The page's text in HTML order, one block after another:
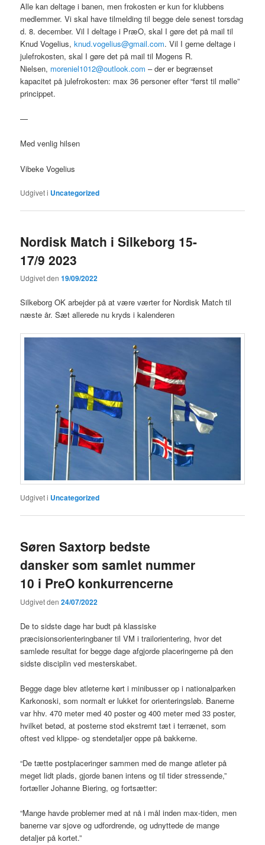
Alle kan deltage i banen, men frokosten er kun for klubbens
medlemmer. Vi skal have tilmelding til begge dele senest torsdag
d. 8. december. Vil I deltage i PræO, skal I gøre det på mail til
Knud Vogelius,knud.vogelius@gmail.com. Vil I gerne deltage i
julefrokosten, skal I gøre det på mail til Mogens R.
Nielsen, moreniel1012@outlook.com – der er begrænset
kapacitet på julefrokosten: max 36 personer efter “først til mølle”
princippet.
—
Med venlig hilsen
Vibeke Vogelius
Udgivet i Uncategorized
Nordisk Match i Silkeborg 15-
17/9 2023
Udgivet den19/09/2022
Silkeborg OK arbejder på at være værter for Nordisk Match til
næste år. Sæt allerede nu kryds i kalenderen
Udgivet i Uncategorized
Søren Saxtorp bedste
dansker som samlet nummer
10 i PreO konkurrencerne
Udgivet den24/07/2022
De to sidste dage har budt på klassiske
præcisionsorienteringbaner til VM i trailorientering, hvor det
samlede resultat for begge dage afgjorde placeringerne på den
sidste disciplin ved mesterskabet.
Begge dage blev atleterne kørt i minibusser op i nationalparken
Karkonoski, som normalt er lukket for orienteringsløb. Banerne
var hhv. 470 meter med 40 poster og 400 meter med 33 poster,
hvilket betød, at posterne stod ekstremt tæt i terrænet, som
oftest ved klippe- og stendetaljer oppe på bakkerne.
“De tætte postplaceringer sammen med de mange atleter på
meget lidt plads, gjorde banen intens og til tider stressende,”
fortæller Johanne Biering, og fortsætter:
“Mange havde problemer med at nå i mål inden max-tiden, men
banerne var sjove og udfordrende, og udnyttede de mange
detaljer på kortet.”